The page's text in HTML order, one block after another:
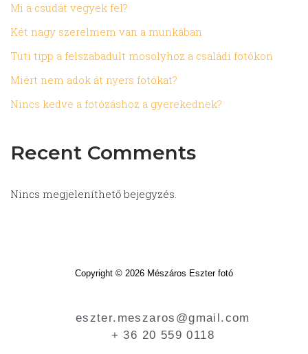
Mi a csudát vegyek fel?
Két nagy szerelmem van a munkában
Tuti tipp a felszabadult mosolyhoz a családi fotókon
Miért nem adok át nyers fotókat?
Nincs kedve a fotózáshoz a gyerekednek?
Recent Comments
Nincs megjeleníthető bejegyzés.
Copyright © 2026 Mészáros Eszter fotó
eszter.meszaros@gmail.com
+ 36 20 559 0118